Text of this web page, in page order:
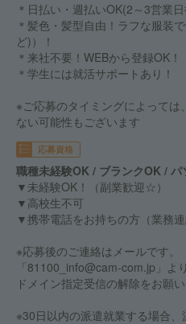
＊日払い・週払いOK(2～3営業日
＊髪色・髪型自由！ラフな服装
ど)）！
＊来社不要！WEBから登録OK！
＊学生には就活サポートあり！
※ご応募のタイミングによっては
ない可能性もございます
応募資格
職種未経験OK / ブランクOK /
▼未経験OK！（副業歓迎☆）
▼高校生不可
▼携帯電話をお持ちの方（業務連
※応募後のご連絡はメールです。
「81100_info@cam-com.jp」よ
ドメイン指定受信の解除をお願い
※30日以内の派遣就業する場合、